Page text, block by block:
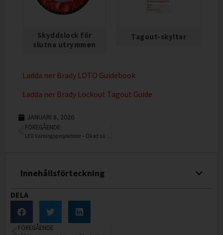
Skyddslock för
slutna utrymmen
Tagout-skyltar
Ladda ner Brady LOTO Guidebook
Ladda ner Brady Lockout Tagout Guide
JANUARI 8, 2026
FÖREGÅENDE
LED Varningsprojektorer – Ökad säkerhet i industriella miljöer
Innehållsförteckning
DELA
FÖREGÅENDE